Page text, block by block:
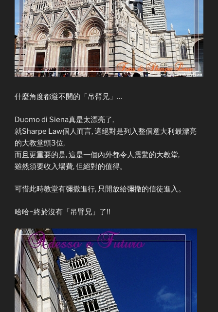
什麼角度都避不開的「吊臂兄」…
Duomo di Siena真是太漂亮了,
就Sharpe Law個人而言, 這絕對是列入整個意大利最漂亮
的大教堂頭3位,
而且更重要的是, 這是一個內外都令人震驚的大教堂,
雖然須要收入場費, 但絕對的值得。
可惜此時教堂有彌撒進行, 只開放給彌撒的信徒進入。
哈哈~終於沒有「吊臂兄」了!!